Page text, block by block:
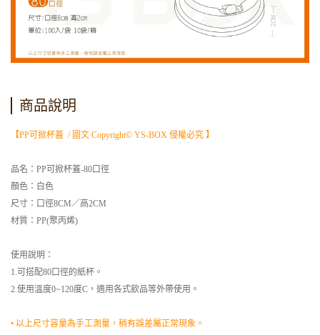
商品說明
【PP可掀杯蓋 / 圖文 Copyright© YS-BOX 侵權必究 】
品名：PP可掀杯蓋-80口徑
顏色：白色
尺寸：口徑8CM／高2CM
材質：PP(聚丙烯)
使用說明：
1.可搭配80口徑的紙杯。
2.使用溫度0~120度C，適用各式飲品等外帶使用。
• 以上尺寸容量為手工測量，稍有誤差屬正常現象。